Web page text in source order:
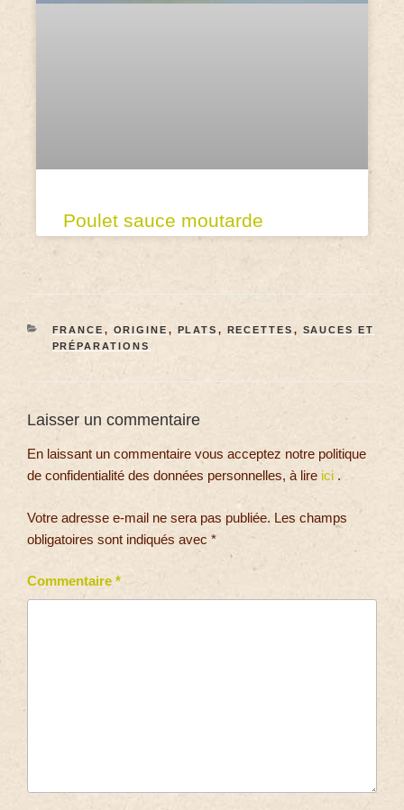
Poulet sauce moutarde
FRANCE , ORIGINE , PLATS , RECETTES , SAUCES ET
PRÉPARATIONS
Laisser un commentaire
En laissant un commentaire vous acceptez notre politique
de confidentialité des données personnelles, à lire ici .
Votre adresse e-mail ne sera pas publiée. Les champs
obligatoires sont indiqués avec *
Commentaire *